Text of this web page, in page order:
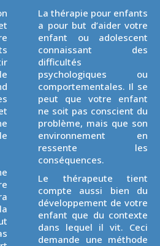
La thérapie pour enfants
a pour but d’aider votre
enfant ou adolescent
connaissant des
difficultés
psychologiques ou
comportementales. Il se
peut que votre enfant
ne soit pas conscient du
problème, mais que son
environnement en
ressente les
conséquences.
Le thérapeute tient
compte aussi bien du
développement de votre
enfant que du contexte
dans lequel il vit. Ceci
demande une méthode